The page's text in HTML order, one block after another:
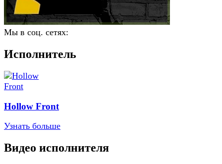
Мы в соц. сетях:
Исполнитель
Hollow Front
Узнать больше
Видео исполнителя